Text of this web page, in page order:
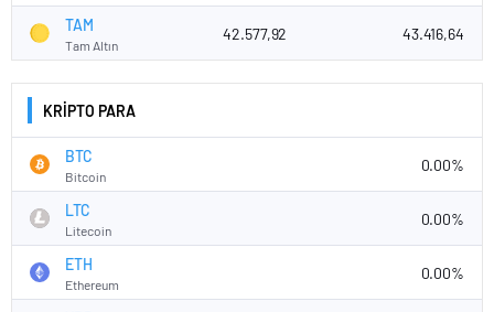
TAM
Tam Altın
42.577,92 43.416,64
KRİPTO PARA
BTC
Bitcoin
0.00%
LTC
Litecoin
0.00%
ETH
Ethereum
0.00%